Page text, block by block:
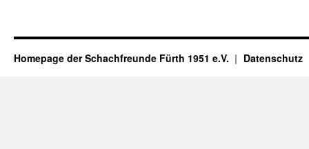
Homepage der Schachfreunde Fürth 1951 e.V. Datenschutz